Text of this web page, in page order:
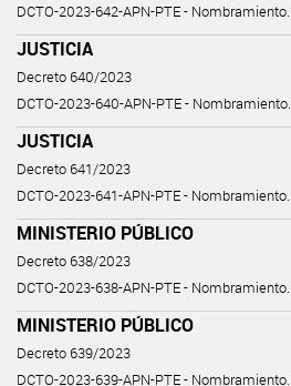
DCTO-2023-642-APN-PTE - Nombramiento.
JUSTICIA
Decreto 640/2023
DCTO-2023-640-APN-PTE - Nombramiento.
JUSTICIA
Decreto 641/2023
DCTO-2023-641-APN-PTE - Nombramiento.
MINISTERIO PÚBLICO
Decreto 638/2023
DCTO-2023-638-APN-PTE - Nombramiento.
MINISTERIO PÚBLICO
Decreto 639/2023
DCTO-2023-639-APN-PTE - Nombramiento.